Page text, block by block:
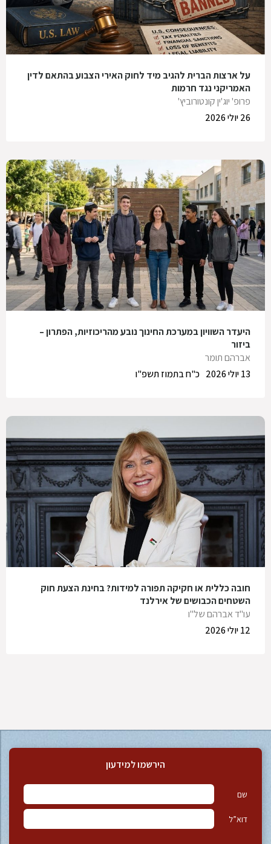
על ארצות הברית להגיב מיד לחוק האירי הצבוע בהתאם לדין
האמריקני נגד חרמות
פרופ' יוג'ין קונטורוביץ'
26 יולי 2026
היעדר השוויון במערכת החינוך נובע מהריכוזיות, הפתרון –
ביזור
אברהם תומר
כ"ח בתמוז תשפ"ו
13 יולי 2026
חובה כללית או חקיקה תפורה למידות? בחינת הצעת חוק
השטחים הכבושים של אירלנד
עו"ד אברהם של"ו
12 יולי 2026
הירשמו למידעון
שם
דוא”ל